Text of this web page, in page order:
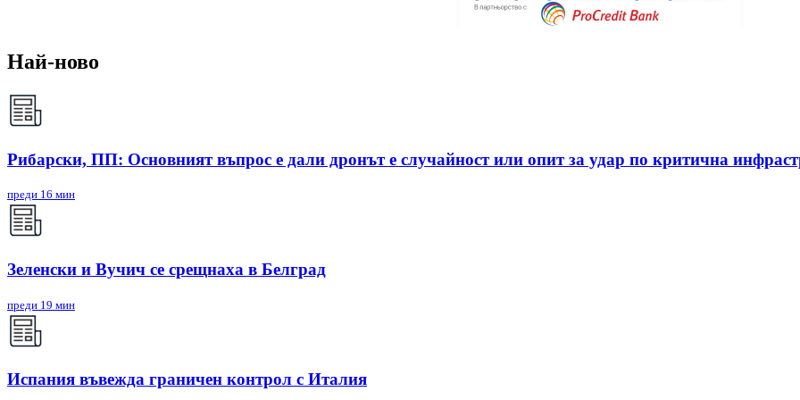
Най-ново
Рибарски, ПП: Основният въпрос е дали дронът е случайност или опит за удар по критична
преди 16 мин
Зеленски и Вучич се срещнаха в Белград
преди 19 мин
Испания въвежда граничен контрол с Италия